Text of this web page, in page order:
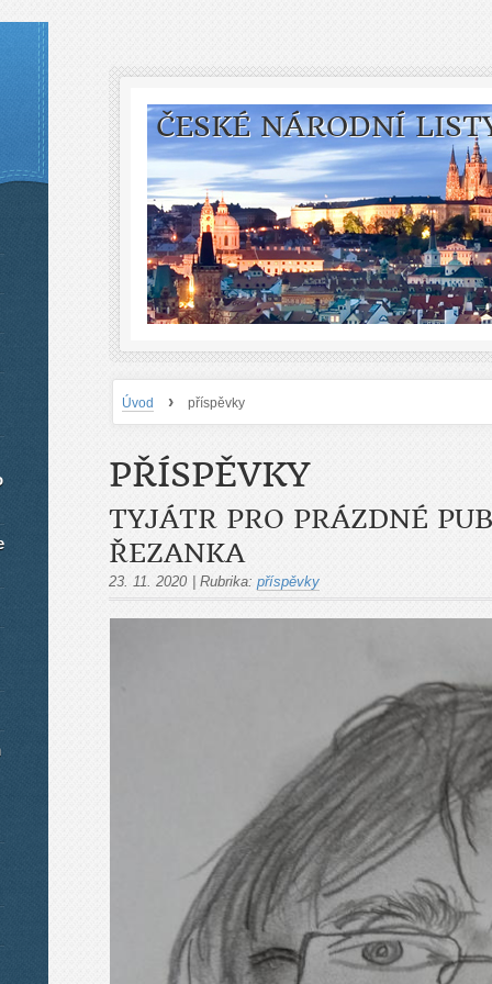
ČESKÉ NÁRODNÍ
Úvod › příspěvky
PŘÍSPĚVKY
TYJÁTR PRO PRÁZDNÉ
ŘEZANKA
23. 11. 2020 Rubrika: příspěvky